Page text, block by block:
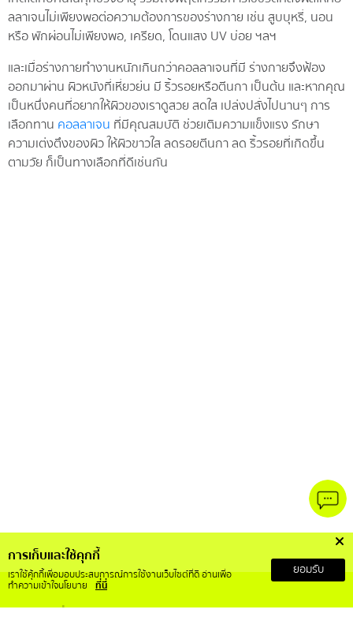
ลลาเจนไม่เพียงพอต่อความต้องการของร่างกาย เช่น สูบบุหรี่, นอน
หรือ พักผ่อนไม่เพียงพอ, เครียด, โดนแสง UV บ่อย ฯลฯ
และเมื่อร่างกายทำงานหนักเกินกว่าคอลลาเจนที่มี ร่างกายจึงฟ้อง
ออกมาผ่าน ผิวหนังที่เหี่ยวย่น มี ริ้วรอยหรือตีนกา เป็นต้น และหากคุณ
เป็นหนึ่งคนที่อยากให้ผิวของเราดูสวย สดใส เปล่งปลั่งไปนานๆ การ
เลือกทาน คอลลาเจน ที่มีคุณสมบัติ ช่วยเติมความแข็งแรง รักษา
ความเต่งตึงของผิว ให้ผิวขาวใส ลดรอยตีนกา ลด ริ้วรอยที่เกิดขึ้น
ตามวัย ก็เป็นทางเลือกที่ดีเช่นกัน
การเก็บและใช้คุกกี้
เราใช้คุ้กกี้เพื่อมอบประสบการณ์การใช้งานเว็บไซต์ที่ดี อ่านเพื่อ
ทำความเข้าใจนโยบาย ที่นี่
ยอมรับ